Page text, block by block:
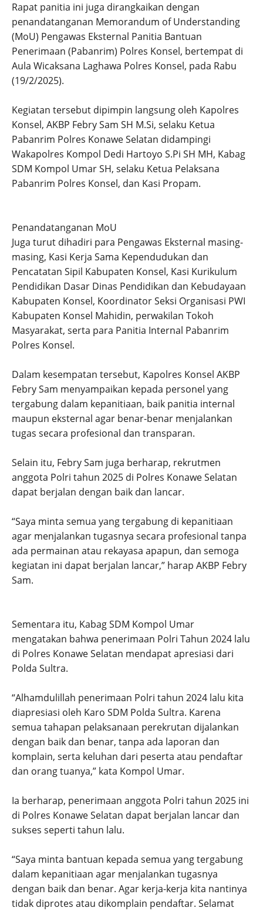
Rapat panitia ini juga dirangkaikan dengan
penandatanganan Memorandum of Understanding
(MoU) Pengawas Eksternal Panitia Bantuan
Penerimaan (Pabanrim) Polres Konsel, bertempat di
Aula Wicaksana Laghawa Polres Konsel, pada Rabu
(19/2/2025).
Kegiatan tersebut dipimpin langsung oleh Kapolres
Konsel, AKBP Febry Sam SH M.Si, selaku Ketua
Pabanrim Polres Konawe Selatan didampingi
Wakapolres Kompol Dedi Hartoyo S.Pi SH MH, Kabag
SDM Kompol Umar SH, selaku Ketua Pelaksana
Pabanrim Polres Konsel, dan Kasi Propam.
Penandatanganan MoU
Juga turut dihadiri para Pengawas Eksternal masing-
masing, Kasi Kerja Sama Kependudukan dan
Pencatatan Sipil Kabupaten Konsel, Kasi Kurikulum
Pendidikan Dasar Dinas Pendidikan dan Kebudayaan
Kabupaten Konsel, Koordinator Seksi Organisasi PWI
Kabupaten Konsel Mahidin, perwakilan Tokoh
Masyarakat, serta para Panitia Internal Pabanrim
Polres Konsel.
Dalam kesempatan tersebut, Kapolres Konsel AKBP
Febry Sam menyampaikan kepada personel yang
tergabung dalam kepanitiaan, baik panitia internal
maupun eksternal agar benar-benar menjalankan
tugas secara profesional dan transparan.
Selain itu, Febry Sam juga berharap, rekrutmen
anggota Polri tahun 2025 di Polres Konawe Selatan
dapat berjalan dengan baik dan lancar.
“Saya minta semua yang tergabung di kepanitiaan
agar menjalankan tugasnya secara profesional tanpa
ada permainan atau rekayasa apapun, dan semoga
kegiatan ini dapat berjalan lancar,” harap AKBP Febry
Sam.
Sementara itu, Kabag SDM Kompol Umar
mengatakan bahwa penerimaan Polri Tahun 2024 lalu
di Polres Konawe Selatan mendapat apresiasi dari
Polda Sultra.
“Alhamdulillah penerimaan Polri tahun 2024 lalu kita
diapresiasi oleh Karo SDM Polda Sultra. Karena
semua tahapan pelaksanaan perekrutan dijalankan
dengan baik dan benar, tanpa ada laporan dan
komplain, serta keluhan dari peserta atau pendaftar
dan orang tuanya,” kata Kompol Umar.
Ia berharap, penerimaan anggota Polri tahun 2025 ini
di Polres Konawe Selatan dapat berjalan lancar dan
sukses seperti tahun lalu.
“Saya minta bantuan kepada semua yang tergabung
dalam kepanitiaan agar menjalankan tugasnya
dengan baik dan benar. Agar kerja-kerja kita nantinya
tidak diprotes atau dikomplain pendaftar. Selamat